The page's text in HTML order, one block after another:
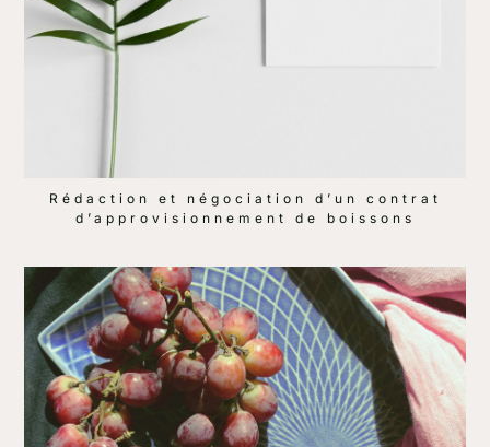
Rédaction et négociation d’un contrat
d’approvisionnement de boissons